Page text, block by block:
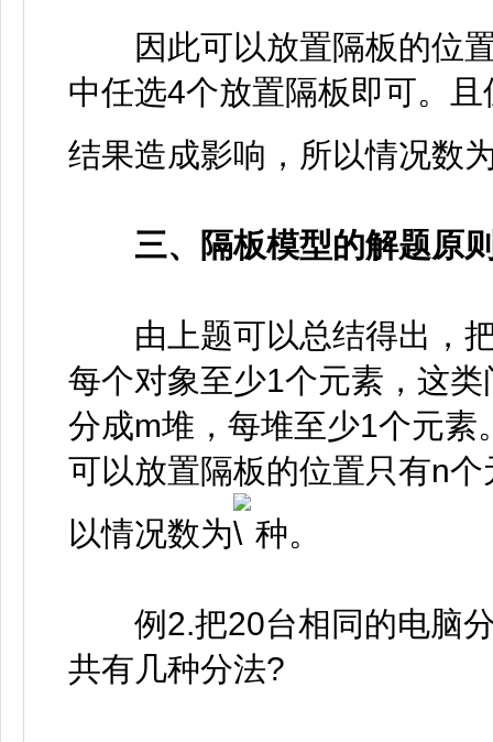
因此可以放置隔板的位置
中任选4个放置隔板即可。
结果造成影响，所以情况数
三、隔板模型的解题原
由上题可以总结得出，把
每个对象至少1个元素，这
分成m堆，每堆至少1个元
可以放置隔板的位置只有n
以情况数为
种。
例2.把20台相同的电脑分
共有几种分法?